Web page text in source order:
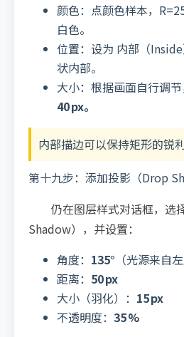
颜色：点颜色样本，
白色。
位置：设为 内部（
状内部。
大小：根据画面自行调
40 px。
内部描边可以保持矩形的锐
第十九步：添加投影（Drop
仍在图层样式对话框，选
Shadow），并设置：
角度： 135° （光源来自
距离： 50 px
大小（羽化）： 15 px
不透明度： 35 %